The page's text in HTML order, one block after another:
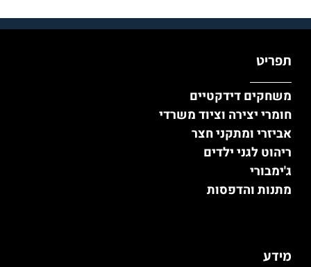
תפריט
משחקים דידקטיים
חומרי יצירה וציוד משרדי
אביזרי ומתקני חצר
ריהוט לגני ילדים
ג'ימבורי
מתנות והדפסות
מידע